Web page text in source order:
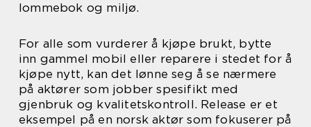
lommebok og miljø.
For alle som vurderer å kjøpe brukt, bytte
inn gammel mobil eller reparere i stedet for å
kjøpe nytt, kan det lønne seg å se nærmere
på aktører som jobber spesifikt med
gjenbruk og kvalitetskontroll. Release er et
eksempel på en norsk aktør som fokuserer på